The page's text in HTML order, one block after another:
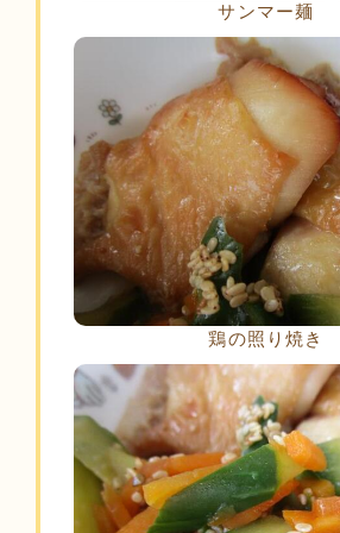
サンマー麺
鶏の照り焼き